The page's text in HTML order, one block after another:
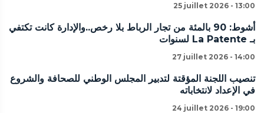
25 juillet 2026 - 13:00
أشوط: 90 بالمئة من تجار الرباط بلا رخص..والإدارة كانت تكتفي
بـ La Patente لسنوات
27 juillet 2026 - 14:00
تنصيب اللجنة المؤقتة لتدبير المجلس الوطني للصحافة والشروع
في الإعداد لانتخاباته
24 juillet 2026 - 19:00